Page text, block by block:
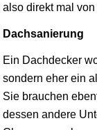
also direkt mal
Dachsanierung
Ein Dachdecker
sondern eher ein
Sie brauchen
dessen andere